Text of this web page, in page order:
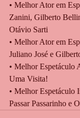
• Melhor Ator em
Zanini, Gilberto
Otávio Sarti
• Melhor Ator em
Juliano José e
• Melhor Espetáculo
Uma Visita!
• Melhor Espetáculo
Passar Passarinho e